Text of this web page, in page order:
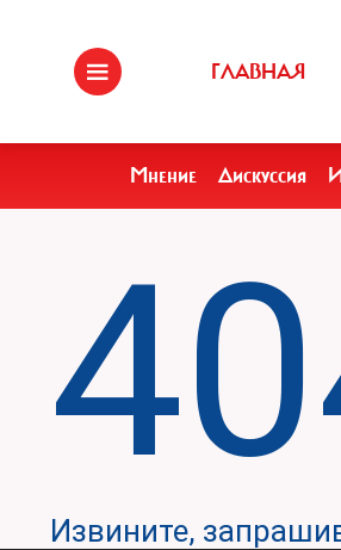
ГЛАВНАЯ
Мнение Дискуссия
Извините,